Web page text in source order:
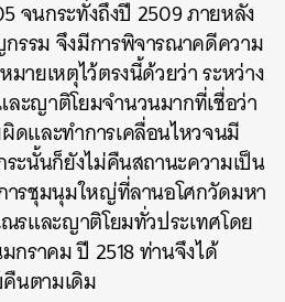
จนกระทั่งถึงปี 2509 ภายหลัง
รม จึงมีการพิจารณาคดีความ
ายเหตุไว้ตรงนี้ด้วยว่า ระหว่าง
ะญาติโยมจำนวนมากที่เชื่อว่า
ดและทำการเคลื่อนไหวจนมี
ะนั้นก็ยังไม่คืนสถานะความเป็น
รชุมนุมใหญ่ที่ลานอโศกวัดมหา
รและญาติโยมทั่วประเทศโดย
กราคม ปี 2518 ท่านจึงได้
นตามเดิม